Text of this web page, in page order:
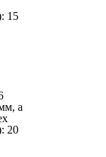
15
а
20